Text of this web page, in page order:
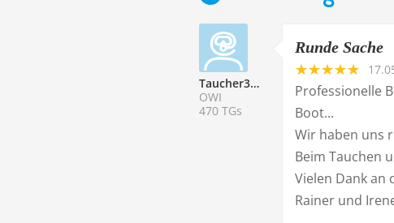
Taucher339169
OWI
470 TGs
Runde Sache
Professionelle
Boot...
Wir haben uns
Beim Tauchen
Vielen Dank an
Rainer und